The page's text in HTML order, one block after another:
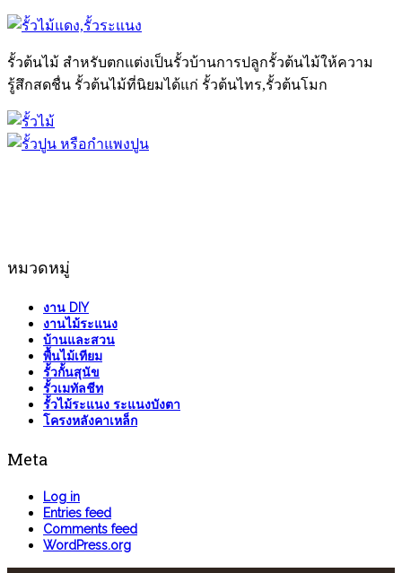
รั้วต้นไม้ สำหรับตกแต่งเป็นรั้วบ้านการปลูกรั้วต้นไม้ให้ความ
รู้สึกสดชื่น รั้วต้นไม้ที่นิยมได้แก่ รั้วต้นไทร,รั้วต้นโมก
หมวดหมู่
งาน DIY
งานไม้ระแนง
บ้านและสวน
พื้นไม้เทียม
รั้วกั้นสุนัข
รั้วเมทัลชีท
รั้วไม้ระแนง ระแนงบังตา
โครงหลังคาเหล็ก
Meta
Log in
Entries feed
Comments feed
WordPress.org